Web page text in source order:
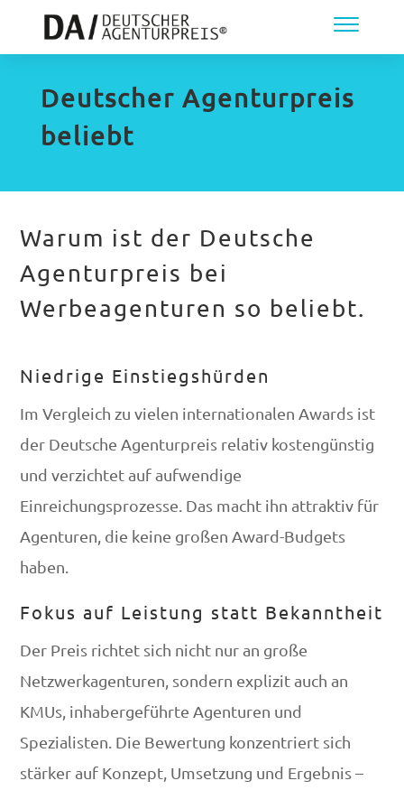
Deutscher Agenturpreis
beliebt
Warum ist der Deutsche
Agenturpreis bei
Werbeagenturen so beliebt.
Niedrige Einstiegshürden
Im Vergleich zu vielen internationalen Awards ist
der Deutsche Agenturpreis relativ kostengünstig
und verzichtet auf aufwendige
Einreichungsprozesse. Das macht ihn attraktiv für
Agenturen, die keine großen Award-Budgets
haben.
Fokus auf Leistung statt Bekanntheit
Der Preis richtet sich nicht nur an große
Netzwerkagenturen, sondern explizit auch an
KMUs, inhabergeführte Agenturen und
Spezialisten. Die Bewertung konzentriert sich
stärker auf Konzept, Umsetzung und Ergebnis –